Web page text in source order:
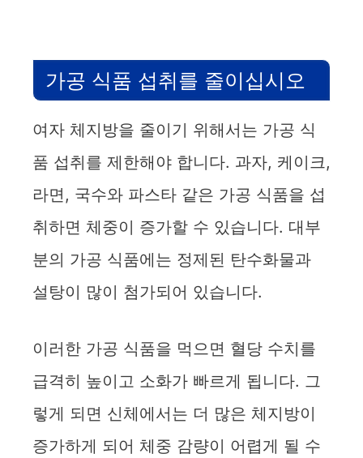
가공 식품 섭취를 줄이십시오
여자 체지방을 줄이기 위해서는 가공 식
품 섭취를 제한해야 합니다. 과자, 케이크,
라면, 국수와 파스타 같은 가공 식품을 섭
취하면 체중이 증가할 수 있습니다. 대부
분의 가공 식품에는 정제된 탄수화물과
설탕이 많이 첨가되어 있습니다.
이러한 가공 식품을 먹으면 혈당 수치를
급격히 높이고 소화가 빠르게 됩니다. 그
렇게 되면 신체에서는 더 많은 체지방이
증가하게 되어 체중 감량이 어렵게 될 수